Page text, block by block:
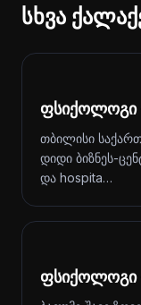
სხვა
ფსიქოლოგი
თბილისი
დიდი ბიზნეს-
და hospita…
ფსიქოლოგი